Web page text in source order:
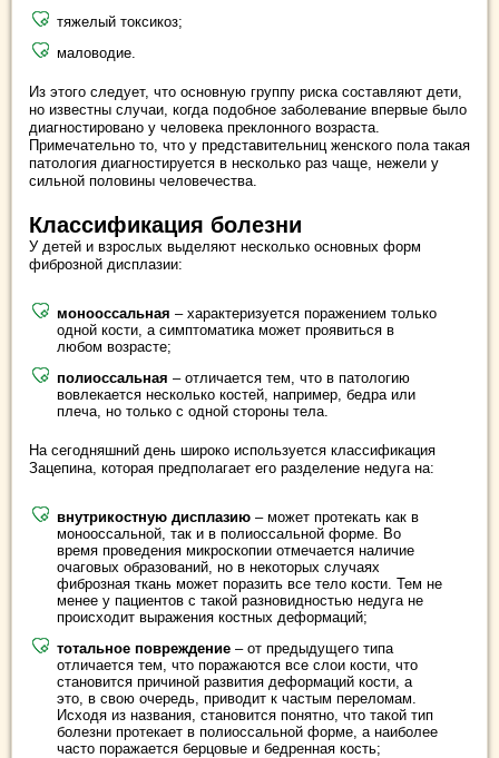
тяжелый токсикоз;
маловодие.
Из этого следует, что основную группу риска составляют дети,
но известны случаи, когда подобное заболевание впервые было
диагностировано у человека преклонного возраста.
Примечательно то, что у представительниц женского пола такая
патология диагностируется в несколько раз чаще, нежели у
сильной половины человечества.
Классификация болезни
У детей и взрослых выделяют несколько основных форм
фиброзной дисплазии:
монооссальная – характеризуется поражением только
одной кости, а симптоматика может проявиться в
любом возрасте;
полиоссальная – отличается тем, что в патологию
вовлекается несколько костей, например, бедра или
плеча, но только с одной стороны тела.
На сегодняшний день широко используется классификация
Зацепина, которая предполагает его разделение недуга на:
внутрикостную дисплазию – может протекать как в
монооссальной, так и в полиоссальной форме. Во
время проведения микроскопии отмечается наличие
очаговых образований, но в некоторых случаях
фиброзная ткань может поразить все тело кости. Тем не
менее у пациентов с такой разновидностью недуга не
происходит выражения костных деформаций;
тотальное повреждение – от предыдущего типа
отличается тем, что поражаются все слои кости, что
становится причиной развития деформаций кости, а
это, в свою очередь, приводит к частым переломам.
Исходя из названия, становится понятно, что такой тип
болезни протекает в полиоссальной форме, а наиболее
часто поражается берцовые и бедренная кость;